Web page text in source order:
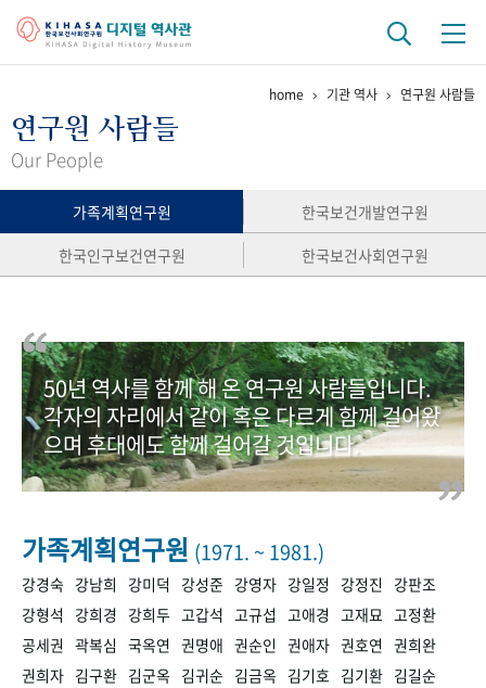
걸어온 길 기관 변천사
연구 역사
정책과 연구 키워드로 보는 연구 역사
연구자들
간행물 변천사
기록물 아카이브
사진 아카이브 문서 기록물 행정박물 영상 기록물
50+1주년 기념
+1
VR 역사관
home 기관 역사 연구원 사람들
연구원 사람들
Our People
가족계획연구원
한국보건개발연구원
한국인구보건연구원
한국보건사회연구원
50년 역사를 함께 해 온 연구원 사람들입니다.
각자의 자리에서 같이 혹은 다르게 함께 걸어왔
으며 후대에도 함께 걸어갈 것입니다.
가족계획연구원 (1971. ~ 1981.)
강경숙 강남희 강미덕 강성준 강영자 강일정 강정진
강판조
강형석
강희경 강희두 고갑석 고규섭 고애경 고재묘 고정환
공세권 곽복심 국옥연 권명애 권순인 권애자 권호연 권희완
권희자 김구환 김군옥 김귀순 김금옥 김기호 김기환 김길순